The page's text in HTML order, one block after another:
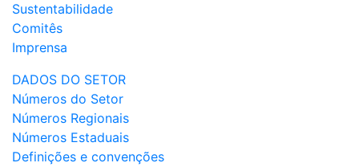
Sustentabilidade
Comitês
Imprensa
DADOS DO SETOR
Números do Setor
Números Regionais
Números Estaduais
Definições e convenções